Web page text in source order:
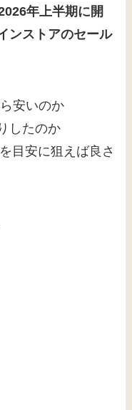
年上半期に開
ンストアのセール
安いのか
したのか
目安に狙えば良さ